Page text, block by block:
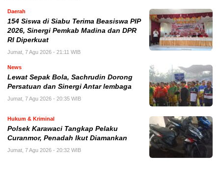
Daerah
154 Siswa di Siabu Terima Beasiswa PIP
2026, Sinergi Pemkab Madina dan DPR
RI Diperkuat
Jumat, 7 Agu 2026 - 21:11 WIB
News
Lewat Sepak Bola, Sachrudin Dorong
Persatuan dan Sinergi Antar lembaga
Jumat, 7 Agu 2026 - 20:35 WIB
Hukum & Kriminal
Polsek Karawaci Tangkap Pelaku
Curanmor, Penadah Ikut Diamankan
Jumat, 7 Agu 2026 - 20:32 WIB